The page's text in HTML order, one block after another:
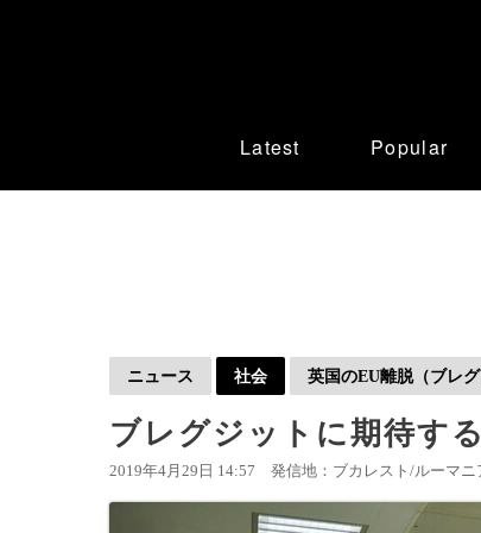
Latest Popular
ニュース 社会 英国のEU離脱（ブレグ
ブレグジットに期待す
2019年4月29日 14:57 発信地：ブカレスト/ルーマニ